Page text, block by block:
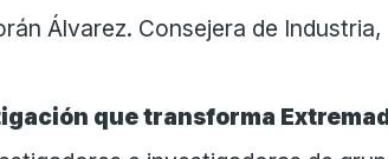
Álvarez. Consejera de
que transforma